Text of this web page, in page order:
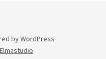
byWordPress
Elmastudio.